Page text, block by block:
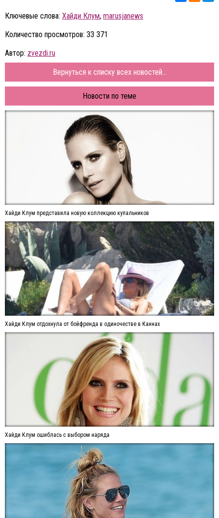
Ключевые слова: Хайди Клум, marusjanews
Количество просмотров: 33 371
Автор: zvezdi.ru
Вернуться к списку всех новостей...
Новости по теме
Хайди Клум представила новую коллекцию купальников
Хайди Клум отдохнула от бойфренда в одиночестве в Каннах
Хайди Клум ошиблась с выбором наряда